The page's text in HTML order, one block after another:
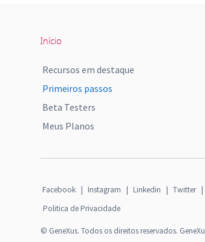
Início
Recursos em destaque
Primeiros passos
Beta Testers
Meus Planos
Facebook | Instagram | Linkedin | Twitter |
Politica de Privacidade
© GeneXus. Todos os direitos reservados.